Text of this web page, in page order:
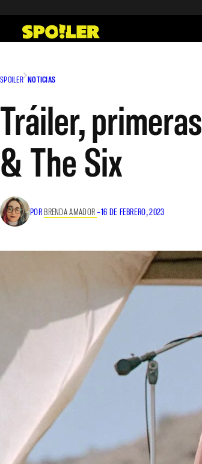
contenido
SPOILER NOTICIAS
Tráiler,
& The Six
POR BRENDA AMADOR–16 DE FEBRERO, 2023